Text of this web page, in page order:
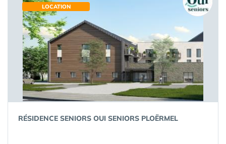
LOCATION
RÉSIDENCE SENIORS OUI SENIORS PLOËRMEL